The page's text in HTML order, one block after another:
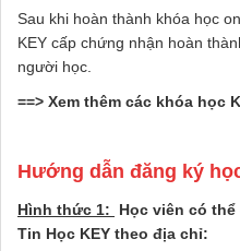
Sau khi hoàn thành khóa học
KEY cấp chứng nhận hoàn
người học.
==> Xem thêm các khóa học
Hướng dẫn đăng ký
Hình thức 1:
Học viên có
Tin Học KEY theo địa chỉ: